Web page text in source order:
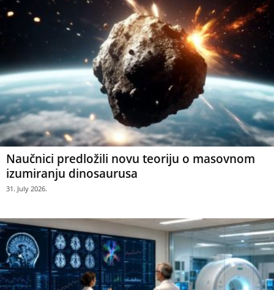
Naučnici predložili novu teoriju o masovnom
izumiranju dinosaurusa
31. July 2026.